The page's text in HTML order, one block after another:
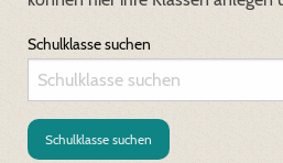
Schulklasse suchen
Schulklasse suchen